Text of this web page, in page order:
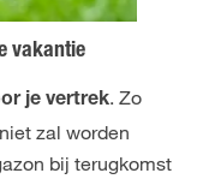
vakantie
je vertrek. Zo
zal worden
bij terugkomst